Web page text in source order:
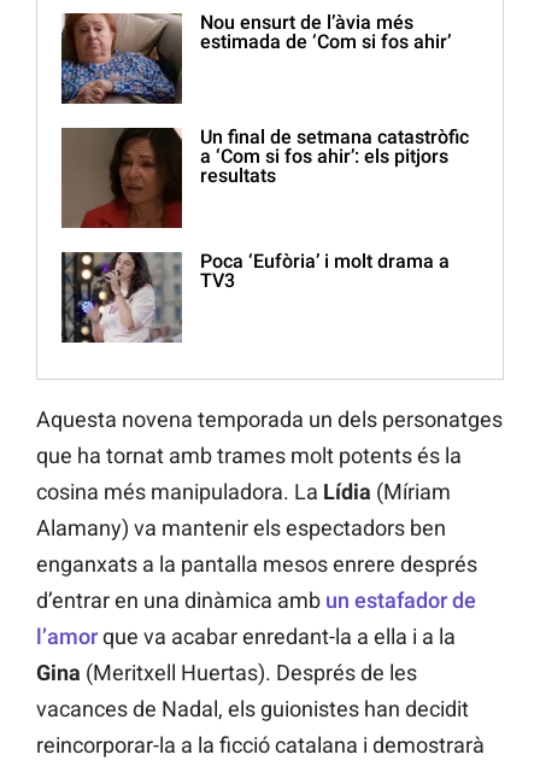
Nou ensurt de l’àvia més
estimada de ‘Com si fos ahir’
Un final de setmana catastròfic
a ‘Com si fos ahir’: els pitjors
resultats
Poca ‘Eufòria’ i molt drama a
TV3
Aquesta novena temporada un dels personatges
que ha tornat amb trames molt potents és la
cosina més manipuladora. La Lídia (Míriam
Alamany) va mantenir els espectadors ben
enganxats a la pantalla mesos enrere després
d’entrar en una dinàmica amb un estafador de
l’amorque va acabar enredant-la a ella i a la
Gina (Meritxell Huertas). Després de les
vacances de Nadal, els guionistes han decidit
reincorporar-la a la ficció catalana i demostrarà